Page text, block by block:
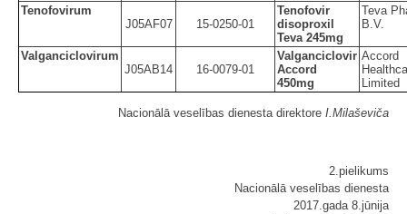
Tenofovirum
J05AF07
15-0250-01
Tenofovir
disoproxil
Teva 245mg
Teva
B.V.
Valganciclovirum
J05AB14
16-0079-01
Valganciclovir
Accord
450mg
Accord
Limited
Nacionālā veselības dienesta direktore I.Milaševiča
2.pielikums
Nacionālā veselības dienesta
2017.gada 8.jūnija